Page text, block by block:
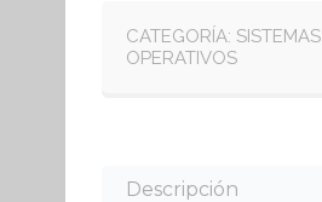
CATEGORÍA: SISTEMAS
OPERATIVOS
Descripción